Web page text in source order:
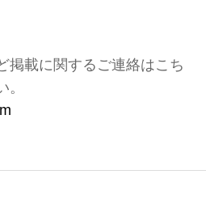
掲載に関するご連絡はこち